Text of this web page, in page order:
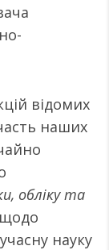
відомих
наших
обліку та
науку